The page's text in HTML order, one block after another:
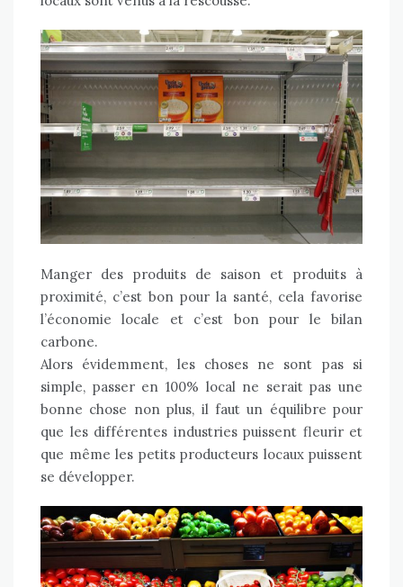
Manger des produits de saison et produits à
proximité, c’est bon pour la santé, cela favorise
l’économie locale et c’est bon pour le bilan
carbone.
Alors évidemment, les choses ne sont pas si
simple, passer en 100% local ne serait pas une
bonne chose non plus, il faut un équilibre pour
que les différentes industries puissent fleurir et
que même les petits producteurs locaux puissent
se développer.